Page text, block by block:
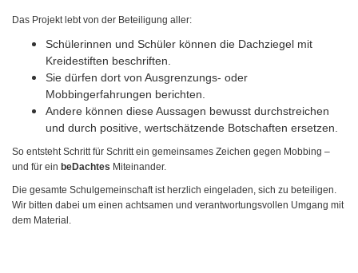
Das Projekt lebt von der Beteiligung aller:
Schülerinnen und Schüler können die Dachziegel mit
Kreidestiften beschriften.
Sie dürfen dort von Ausgrenzungs- oder
Mobbingerfahrungen berichten.
Andere können diese Aussagen bewusst durchstreichen
und durch positive, wertschätzende Botschaften ersetzen.
So entsteht Schritt für Schritt ein gemeinsames Zeichen gegen Mobbing –
und für ein beDachtes Miteinander.
Die gesamte Schulgemeinschaft ist herzlich eingeladen, sich zu beteiligen.
Wir bitten dabei um einen achtsamen und verantwortungsvollen Umgang mit
dem Material.